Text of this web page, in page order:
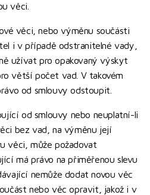
věci.
věci, nebo výměnu součásti
i v případě odstranitelné vady,
užívat pro opakovaný výskyt
větší počet vad. V takovém
od smlouvy odstoupit.
od smlouvy nebo neuplatní-li
bez vad, na výměnu její
věci, může požadovat
má právo na přiměřenou slevu
nemůže dodat novou věc
nebo věc opravit, jakož i v